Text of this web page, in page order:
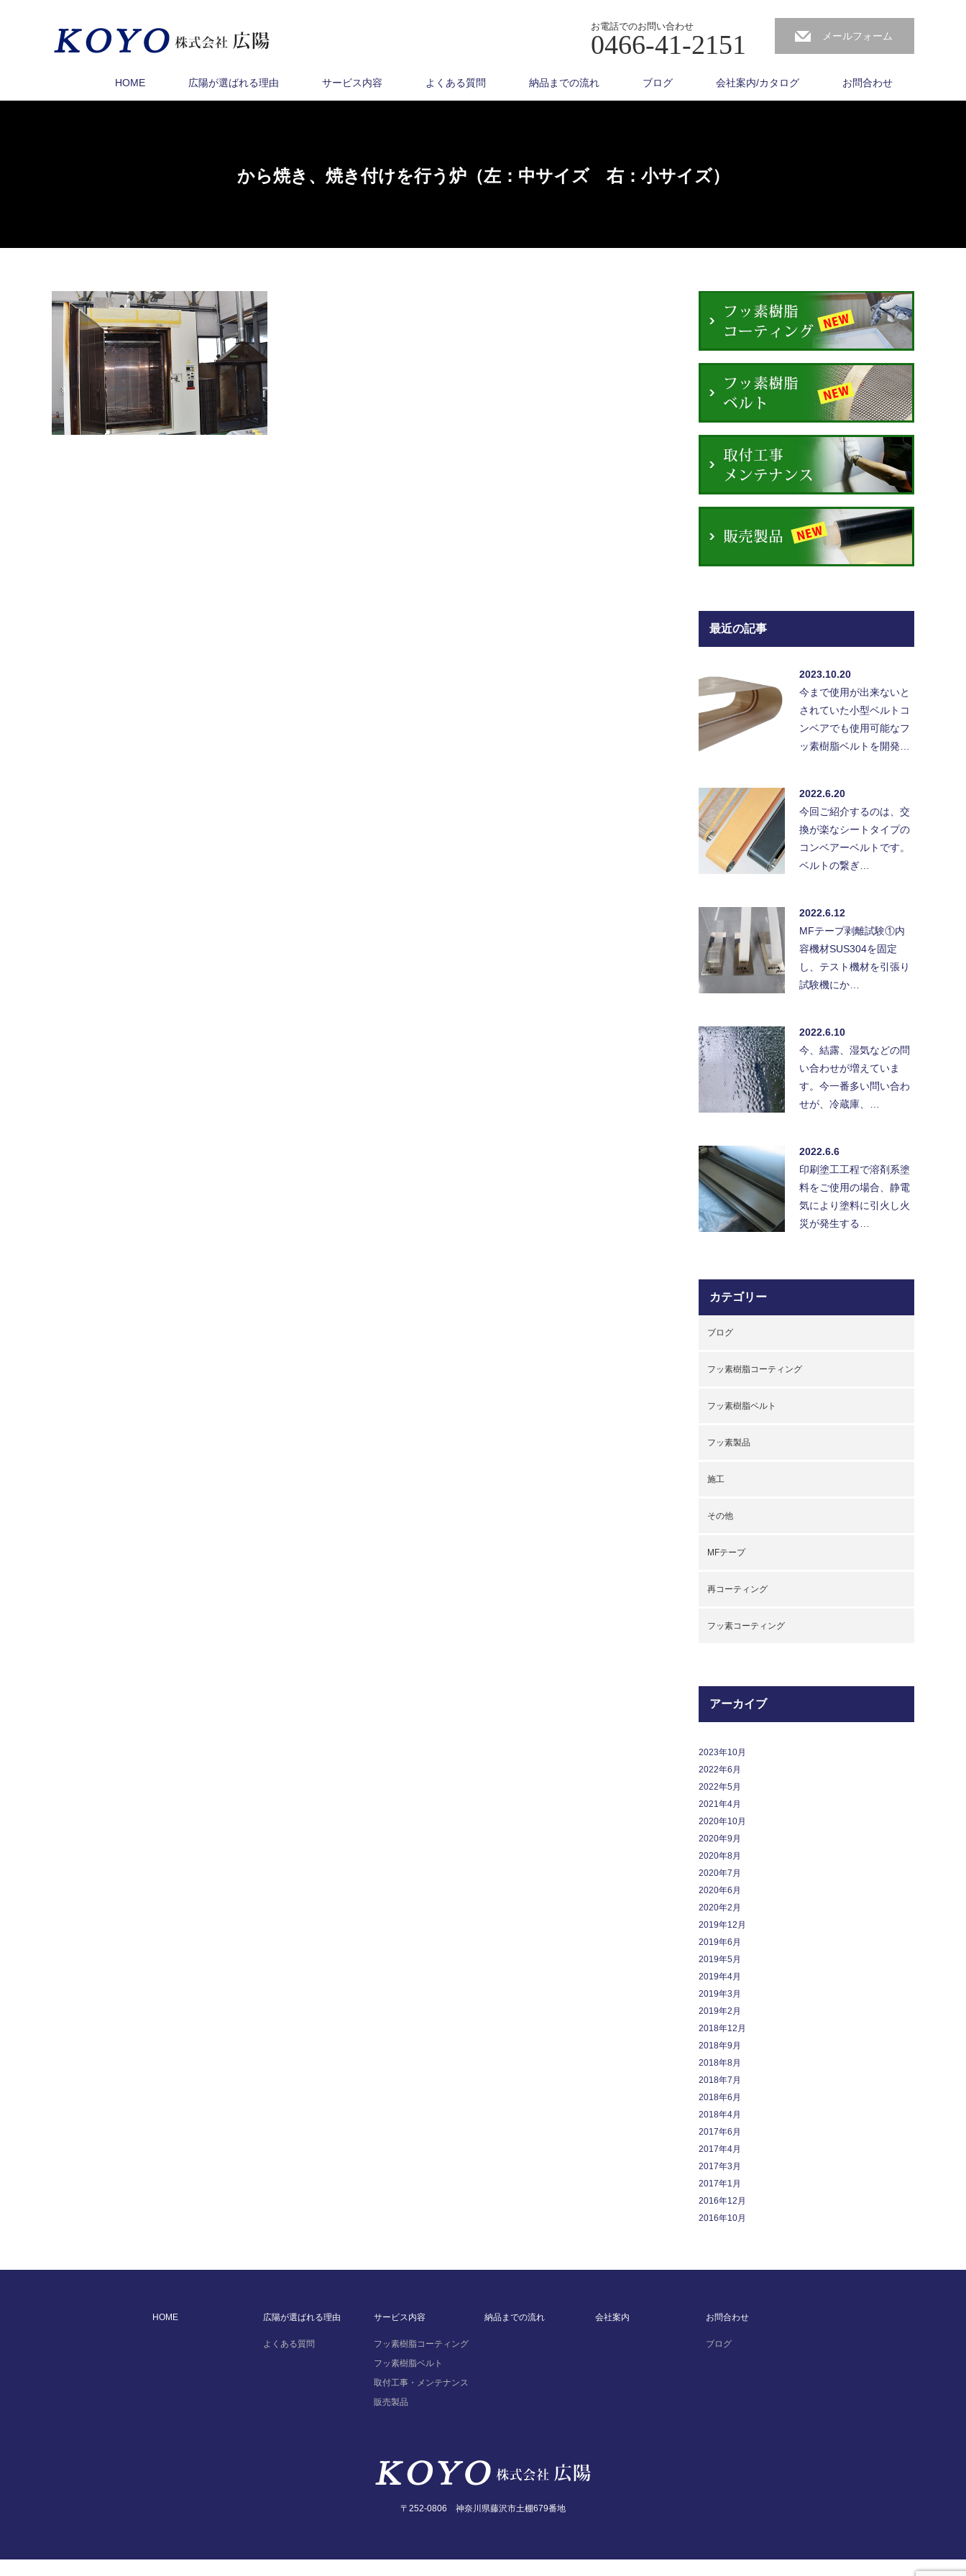
お電話でのお問い合わせ
0466-41-2151 メールフォーム
HOME 広陽が選ばれる理由 サービス内容 よくある質問 納品までの流れ ブログ 会社案内/カタログ お問合わせ
から焼き、焼き付けを行う炉（左：中サイズ 右：小サイズ）
最近の記事
2023.10.20
今まで使用が出来ないと
されていた小型ベルトコ
ンベアでも使用可能なフ
ッ素樹脂ベルトを開発…
2022.6.20
今回ご紹介するのは、交
換が楽なシートタイプの
コンベアーベルトです。
ベルトの繋ぎ…
2022.6.12
MFテープ剥離試験①内
容機材SUS304を固定
し、テスト機材を引張り
試験機にか…
2022.6.10
今、結露、湿気などの問
い合わせが増えていま
す。今一番多い問い合わ
せが、冷蔵庫、…
2022.6.6
印刷塗工工程で溶剤系塗
料をご使用の場合、静電
気により塗料に引火し火
災が発生する…
カテゴリー
ブログ
フッ素樹脂コーティング
フッ素樹脂ベルト
フッ素製品
施工
その他
MFテープ
再コーティング
フッ素コーティング
アーカイブ
2023年10月
2022年6月
2022年5月
2021年4月
2020年10月
2020年9月
2020年8月
2020年7月
2020年6月
2020年2月
2019年12月
2019年6月
2019年5月
2019年4月
2019年3月
2019年2月
2018年12月
2018年9月
2018年8月
2018年7月
2018年6月
2018年4月
2017年6月
2017年4月
2017年3月
2017年1月
2016年12月
2016年10月
HOME 広陽が選ばれる理由
よくある質問
サービス内容
フッ素樹脂コーティング
フッ素樹脂ベルト
取付工事・メンテナンス
販売製品
納品までの流れ 会社案内 お問合わせ
ブログ
〒252-0806 神奈川県藤沢市土棚679番地